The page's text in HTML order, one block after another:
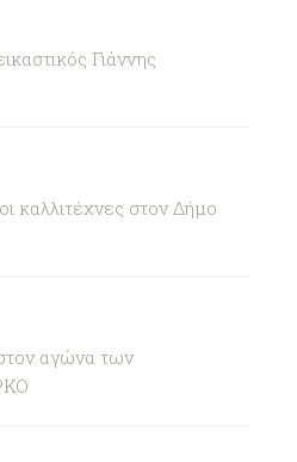
Γιάννης
καλλιτέχνες στον Δήμο
αγώνα των